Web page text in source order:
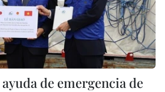
de emergencia de